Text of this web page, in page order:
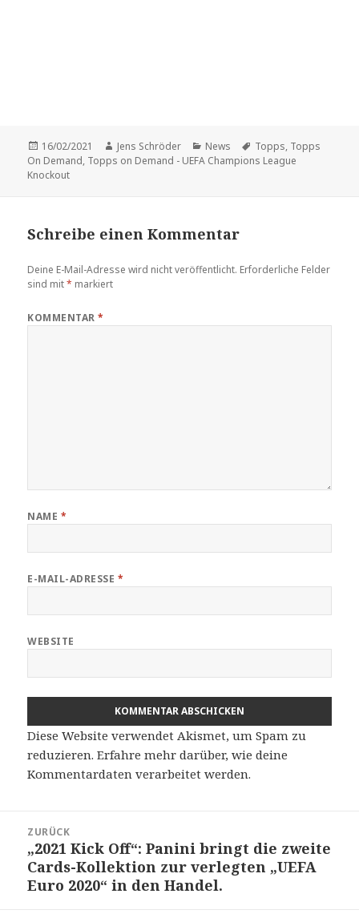
Veröffentlicht
am
16/02/2021 Autor
Jens Schröder Kategorien
News Schlagwörter
Topps, Topps
On Demand, Topps on Demand - UEFA Champions League
Knockout
Schreibe einen Kommentar
Deine E-Mail-Adresse wird nicht veröffentlicht. Erforderliche Felder
sind mit* markiert
KOMMENTAR*
NAME *
E-MAIL-ADRESSE *
WEBSITE
Diese Website verwendet Akismet, um Spam zu
reduzieren.Erfahre mehr darüber, wie deine
Kommentardaten verarbeitet werden.
ZURÜCK
Vorheriger
Beitrag:
„2021 Kick Off“: Panini bringt die zweite
Cards-Kollektion zur verlegten „UEFA
Euro 2020“ in den Handel.